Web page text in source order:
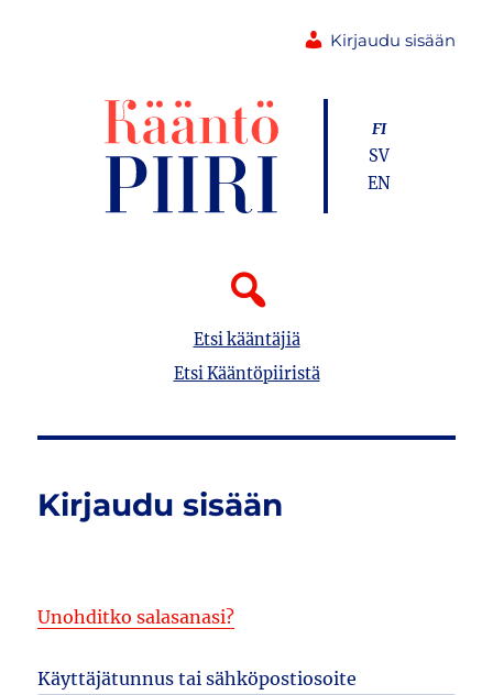
Kirjaudu sisään
Etsi kääntäjiä
Etsi Kääntöpiiristä
FI
SV
EN
Kirjaudu sisään
Unohditko salasanasi?
Käyttäjätunnus tai sähköpostiosoite